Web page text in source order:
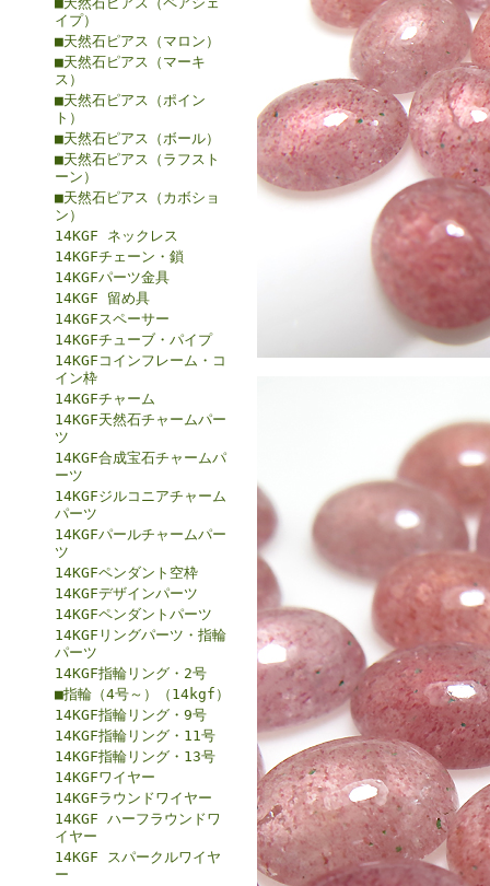
イプ）
■天然石ピアス（マロン）
■天然石ピアス（マーキ
ス）
■天然石ピアス（ポイン
ト）
■天然石ピアス（ボール）
■天然石ピアス（ラフスト
ーン）
■天然石ピアス（カボショ
ン）
14KGF ネックレス
14KGFチェーン・鎖
14KGFパーツ金具
14KGF 留め具
14KGFスペーサー
14KGFチューブ・パイプ
14KGFコインフレーム・コ
イン枠
14KGFチャーム
14KGF天然石チャームパー
ツ
14KGF合成宝石チャームパ
ーツ
14KGFジルコニアチャーム
パーツ
14KGFパールチャームパー
ツ
14KGFペンダント空枠
14KGFデザインパーツ
14KGFペンダントパーツ
14KGFリングパーツ・指輪
パーツ
14KGF指輪リング・2号
■指輪（4号～）（14kgf）
14KGF指輪リング・9号
14KGF指輪リング・11号
14KGF指輪リング・13号
14KGFワイヤー
14KGFラウンドワイヤー
14KGF ハーフラウンドワ
イヤー
14KGF スパークルワイヤ
ー